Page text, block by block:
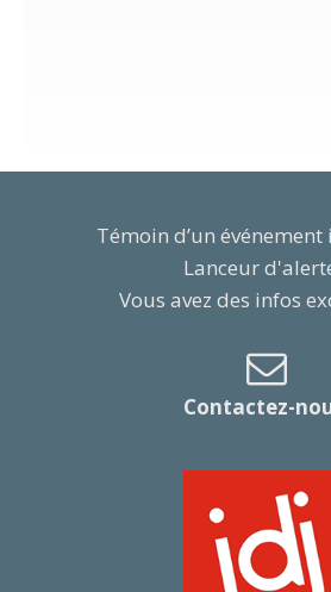
Témoin d’un
Lanceur
Vous avez des infos
Contactez-